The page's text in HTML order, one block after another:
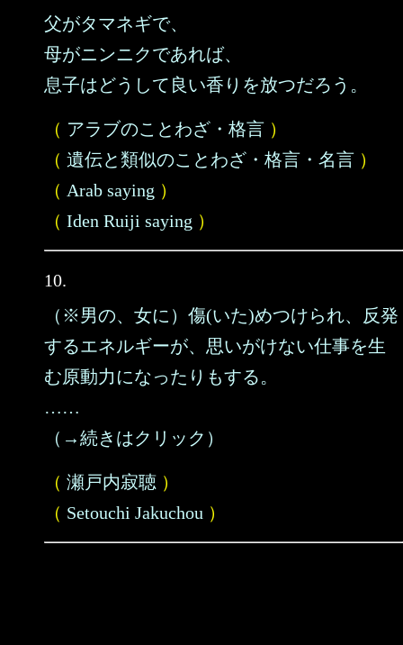
父がタマネギで、
母がニンニクであれば、
息子はどうして良い香りを放つだろう。
（ アラブのことわざ・格言 ）
（ 遺伝と類似のことわざ・格言・名言 ）
（ Arab saying ）
（ Iden Ruiji saying ）
10.
（※男の、女に）傷(いた)めつけられ、反発
するエネルギーが、思いがけない仕事を生
む原動力になったりもする。
……
（→続きはクリック）
（ 瀬戸内寂聴 ）
（ Setouchi Jakuchou ）